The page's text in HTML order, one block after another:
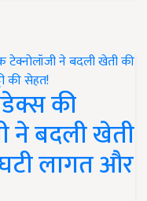
की
ने बदली खेती
लागत और